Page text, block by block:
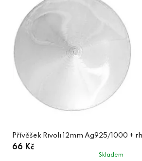
Přívěšek Rivoli 12mm Ag925/1000 +
66 Kč
Skladem